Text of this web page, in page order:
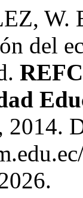
W.
del
2014.